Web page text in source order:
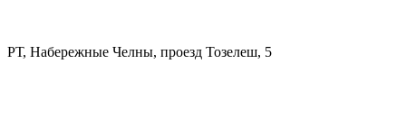
РТ, Набережные Челны, проезд Тозелеш, 5